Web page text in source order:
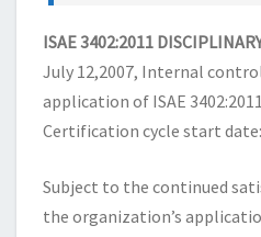
ISAE 3402:2011
July 12,2007, Internal
application of ISAE
Certification cycle start date:
Subject to the continued
the organization’s